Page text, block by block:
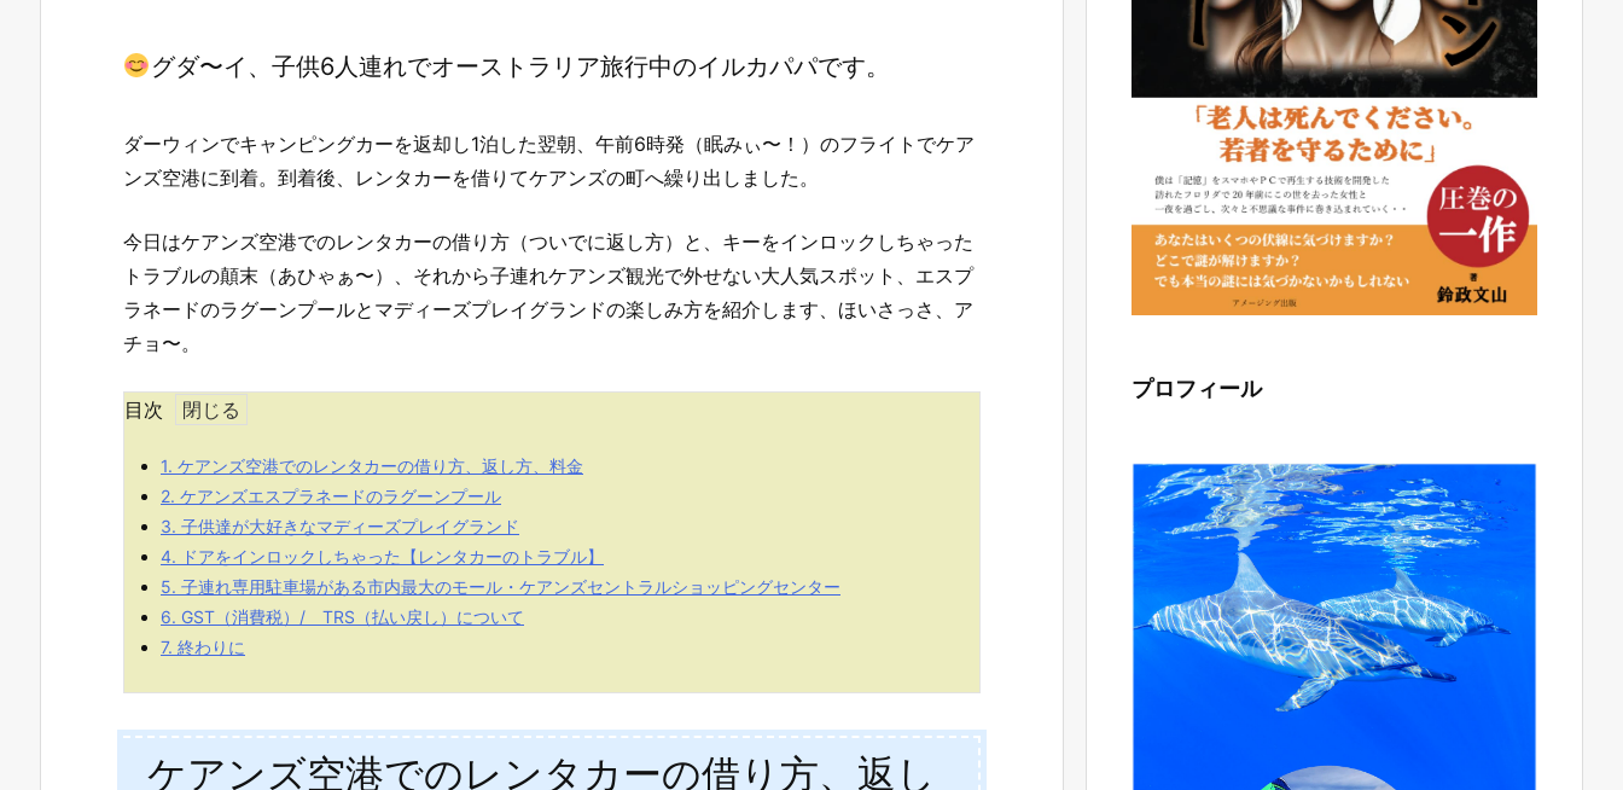
グダ〜イ、子供6人連れでオーストラリア旅行中のイルカパパです。
ダーウィンでキャンピングカーを返却し1泊した翌朝、午前6時発（眠みぃ〜！）のフライトでケア
ンズ空港に到着。到着後、レンタカーを借りてケアンズの町へ繰り出しました。
今日はケアンズ空港でのレンタカーの借り方（ついでに返し方）と、キーをインロックしちゃった
トラブルの顛末（あひゃぁ〜）、それから子連れケアンズ観光で外せない大人気スポット、エスプ
ラネードのラグーンプールとマディーズプレイグランドの楽しみ方を紹介します、ほいさっさ、ア
チョ〜。
目次
1. ケアンズ空港でのレンタカーの借り方、返し方、料金
2. ケアンズエスプラネードのラグーンプール
3. 子供達が大好きなマディーズプレイグランド
4. ドアをインロックしちゃった【レンタカーのトラブル】
5. 子連れ専用駐車場がある市内最大のモール・ケアンズセントラルショッピングセンター
6. GST（消費税）/ TRS（払い戻し）について
7. 終わりに
ケアンズ空港でのレンタカーの借り方、返し
プロフィール